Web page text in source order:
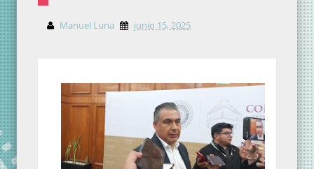
Manuel Luna junio 15, 2025